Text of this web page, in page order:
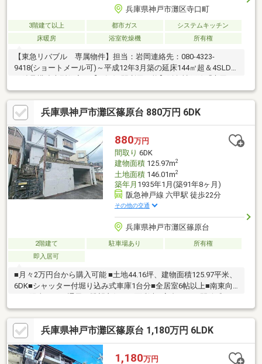
兵庫県神戸市灘区寺口町
3階建て以上 都市ガス
システムキッチン
床暖房
浴室乾燥機 所有権
【東急リバブル 専属物件】担当：岩岡連絡先：080-4323-
9418(ショートメール可)～平成12年3月築の延床144㎡超＆4SLDK
駅 徒歩約11分東海道本線「六甲道」駅 徒歩約16分■土地面積：
95.67㎡（公簿） 建物面積：144.42㎡（公簿） 1階：44.64㎡
2階：51.96㎡ 3階：47.82㎡■建物建築年月：平成12年3月築■洗面
室とバルコニーが同階の為、洗う・干すがワンフロアで完結■1・
2・ 3各階にトイレを備えた設計■車庫スペース１台有（サイズ制
限有）
兵庫県神戸市灘区篠原台 880万円 6DK
880万円
間取り 6DK
建物面積125.97m2
土地面積146.01m2
築年月 1935年1月(築91年8ヶ月)
阪急神戸線 六甲駅 徒歩22分
その他の交通
兵庫県神戸市灘区篠原台
2階建て 駐車場あり
所有権
即入居可
■月々2万円台から購入可能 ■土地44.16坪、建物面積125.97平米、
6DK■シャッター付堀り込み式車庫1台分■全居室6帖以上■南東向
る立地■鶴甲小学校・長峰中学校エリア■スーパー徒歩16分■閑静
な住宅街■自分好みにリフォームがおすすめ♪2面採光の位置にあ
るので、日当たりが良いです。東南向きで日の光を取り入れるこ
とができる、明るい物件です。価格が880万円の物件です。こち
らの物件は南東向きの物件です。向きをこだわる方に適していま
兵庫県神戸市灘区篠原台 1,180万円 6LDK
1,180万円